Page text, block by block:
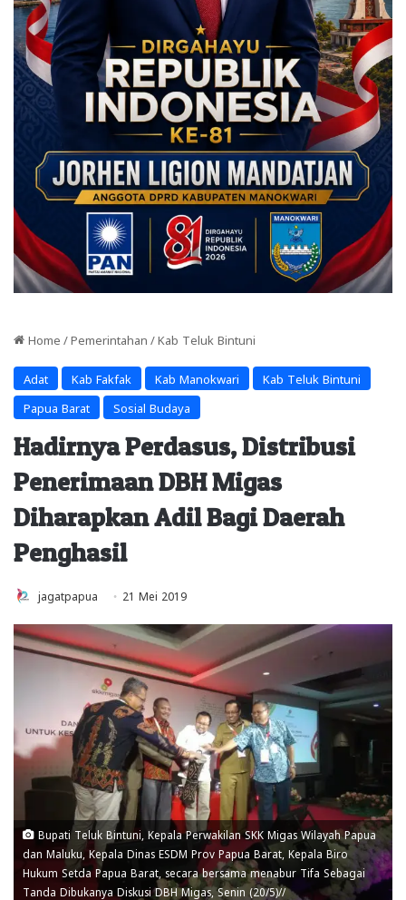
Home / Pemerintahan / Kab Teluk Bintuni
Adat Kab Fakfak Kab Manokwari Kab Teluk Bintuni
Papua Barat Sosial Budaya
Hadirnya Perdasus, Distribusi
Penerimaan DBH Migas
Diharapkan Adil Bagi Daerah
Penghasil
jagatpapua 21 Mei 2019
Bupati Teluk Bintuni, Kepala Perwakilan SKK Migas Wilayah Papua
dan Maluku, Kepala Dinas ESDM Prov Papua Barat, Kepala Biro
Hukum Setda Papua Barat, secara bersama menabur Tifa Sebagai
Tanda Dibukanya Diskusi DBH Migas, Senin (20/5)//